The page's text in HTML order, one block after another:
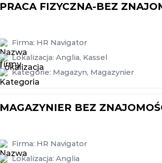
PRACA FIZYCZNA-BEZ
Firma: HR Navigator
Lokalizacja: Anglia, Kassel
Kategorie: Magazyn, Magazynier
MAGAZYNIER BEZ
Firma: HR Navigator
Lokalizacja: Anglia